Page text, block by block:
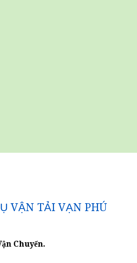
VẬN TẢI VẠN PHÚ
Chuyển.